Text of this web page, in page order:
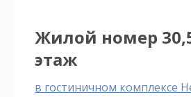
Жилой номер
этаж
в гостиничном комплексе